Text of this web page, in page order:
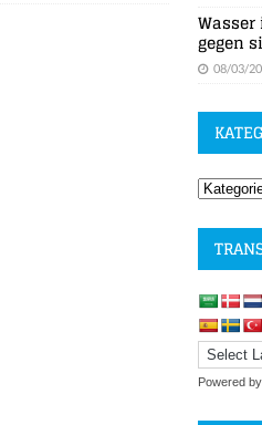
gegen
08/03/
Powered by